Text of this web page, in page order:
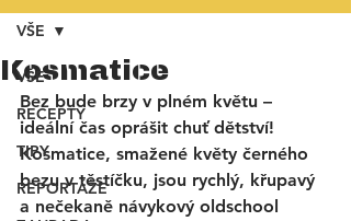
VŠE
RECEPTY
TIPY
REPORTÁŽE
VŠE
Kosmatice
Bez bude brzy v plném květu –
ideální čas oprášit chuť dětství!
Kosmatice, smažené květy černého
bezu v těstíčku, jsou rychlý, křupavý
a nečekaně návykový oldschool